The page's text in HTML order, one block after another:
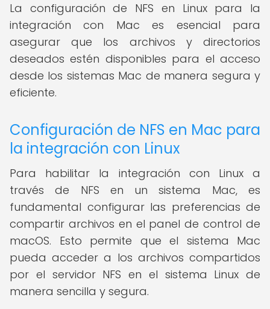
La configuración de NFS en Linux para la
integración con Mac es esencial para
asegurar que los archivos y directorios
deseados estén disponibles para el acceso
desde los sistemas Mac de manera segura y
eficiente.
Configuración de NFS en Mac para
la integración con Linux
Para habilitar la integración con Linux a
través de NFS en un sistema Mac, es
fundamental configurar las preferencias de
compartir archivos en el panel de control de
macOS. Esto permite que el sistema Mac
pueda acceder a los archivos compartidos
por el servidor NFS en el sistema Linux de
manera sencilla y segura.